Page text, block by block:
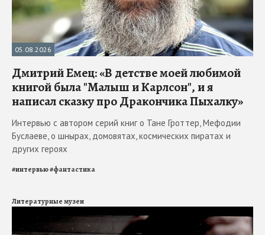
05.08.2026
Дмитрий Емец: «В детстве моей любимой
книгой была "Малыш и Карлсон", и я
написал сказку про Дракончика Пыхалку»
Интервью с автором серий книг о Тане Гроттер, Мефодии
Буслаеве, о шнырах, домовятах, космических пиратах и
других героях
#интервью#фантастика
Литературные музеи